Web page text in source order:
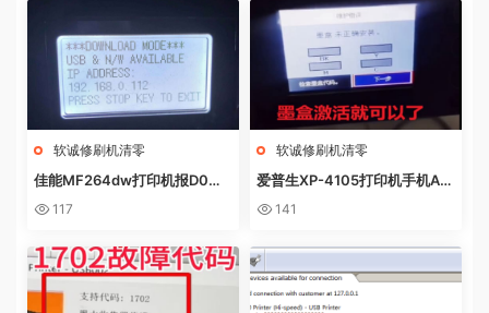
软诚修刷机清零
佳能MF264dw打印机报D0W
NL0AD MODE快速解决方法
117
软诚修刷机清零
爱普生XP-4105打印机手机AP
P上点了更新固件之后不识别墨
141